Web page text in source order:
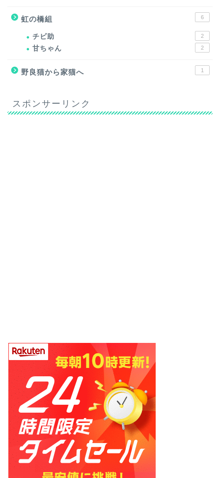
虹の橋組 6
チビ助 2
甘ちゃん 2
野良猫から家猫へ 1
スポンサーリンク
ホーム
プロフィール
お問い合わせ